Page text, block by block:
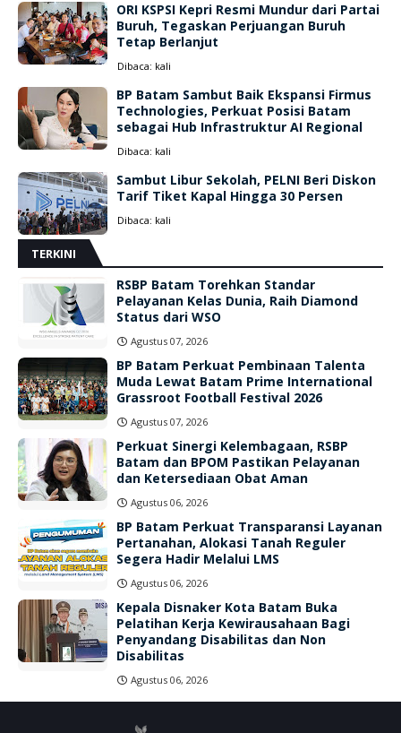
ORI KSPSI Kepri Resmi Mundur dari Partai
Buruh, Tegaskan Perjuangan Buruh
Tetap Berlanjut
Dibaca: kali
BP Batam Sambut Baik Ekspansi Firmus
Technologies, Perkuat Posisi Batam
sebagai Hub Infrastruktur AI Regional
Dibaca: kali
Sambut Libur Sekolah, PELNI Beri Diskon
Tarif Tiket Kapal Hingga 30 Persen
Dibaca: kali
TERKINI
RSBP Batam Torehkan Standar
Pelayanan Kelas Dunia, Raih Diamond
Status dari WSO
Agustus 07, 2026
BP Batam Perkuat Pembinaan Talenta
Muda Lewat Batam Prime International
Grassroot Football Festival 2026
Agustus 07, 2026
Perkuat Sinergi Kelembagaan, RSBP
Batam dan BPOM Pastikan Pelayanan
dan Ketersediaan Obat Aman
Agustus 06, 2026
BP Batam Perkuat Transparansi Layanan
Pertanahan, Alokasi Tanah Reguler
Segera Hadir Melalui LMS
Agustus 06, 2026
Kepala Disnaker Kota Batam Buka
Pelatihan Kerja Kewirausahaan Bagi
Penyandang Disabilitas dan Non
Disabilitas
Agustus 06, 2026